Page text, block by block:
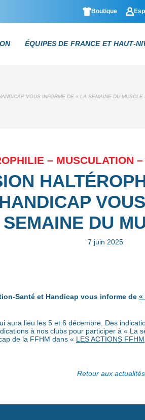
Boutique
ÉQUIPES DE FRANCE ET HAUT-
VOUS INFORME DE « LA SEMAINE DU MUSCLE
– MUSCULATION
SEMAINE DU
7 juin 2025
Santé et Handicap vous informe de «
aura lieu les 5 et 6 décembre. Des
à nos clubs pour participer à « La
de la FFHM dans « LES ACTIONS FFHM
Retour aux actualités